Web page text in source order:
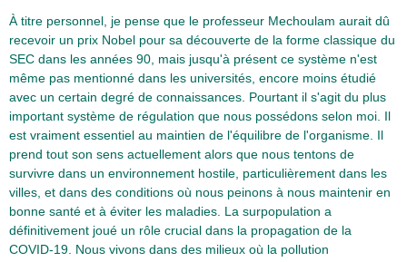
À titre personnel, je pense que le professeur Mechoulam aurait dû
recevoir un prix Nobel pour sa découverte de la forme classique du
SEC dans les années 90, mais jusqu'à présent ce système n'est
même pas mentionné dans les universités, encore moins étudié
avec un certain degré de connaissances. Pourtant il s'agit du plus
important système de régulation que nous possédons selon moi. Il
est vraiment essentiel au maintien de l'équilibre de l'organisme. Il
prend tout son sens actuellement alors que nous tentons de
survivre dans un environnement hostile, particulièrement dans les
villes, et dans des conditions où nous peinons à nous maintenir en
bonne santé et à éviter les maladies. La surpopulation a
définitivement joué un rôle crucial dans la propagation de la
COVID-19. Nous vivons dans des milieux où la pollution